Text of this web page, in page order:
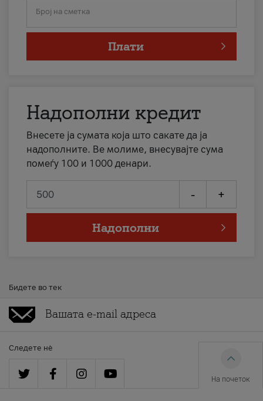
Број на сметка
Плати
Надополни кредит
Внесете ја сумата која што сакате да ја
надополните. Ве молиме, внесувајте сума
помеѓу 100 и 1000 денари.
- +
Надополни
Бидете во тек
Следете нè
На почеток